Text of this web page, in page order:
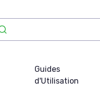
Guides
d'Utilisation